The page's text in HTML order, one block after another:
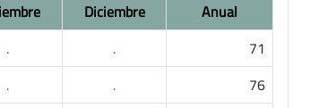
Diciembre
Anual
. .
71
. .
76